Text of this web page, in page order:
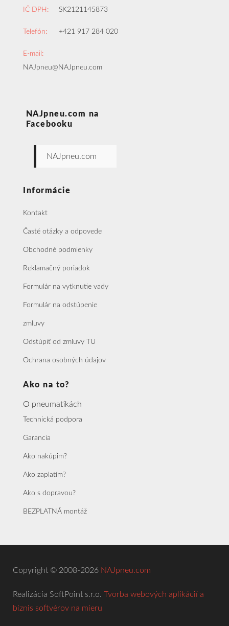
IČ DPH: SK2121145873
Telefón: +421 917 284 020
E-mail:
NAJpneu@NAJpneu.com
NAJpneu.com na
Facebooku
NAJpneu.com
Informácie
Kontakt
Časté otázky a odpovede
Obchodné podmienky
Reklamačný poriadok
Formulár na vytknutie vady
Formulár na odstúpenie
zmluvy
Odstúpiť od zmluvy TU
Ochrana osobných údajov
Ako na to?
O pneumatikách
Technická podpora
Garancia
Ako nakúpim?
Ako zaplatím?
Ako s dopravou?
BEZPLATNÁ montáž
Copyright © 2008-2026 NAJpneu.com
Realizácia SoftPoint s.r.o. Tvorba webových aplikácií a
biznis softvérov na mieru